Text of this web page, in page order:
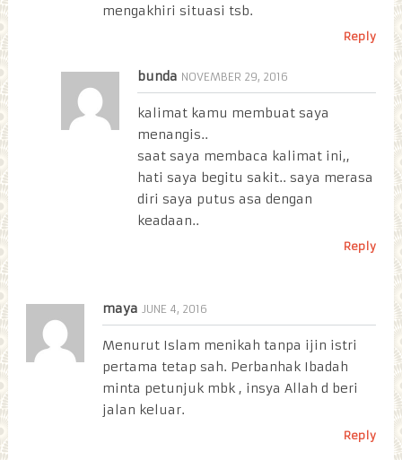
mengakhiri situasi tsb.
Reply
bunda NOVEMBER 29, 2016
kalimat kamu membuat saya
menangis..
saat saya membaca kalimat ini,,
hati saya begitu sakit.. saya merasa
diri saya putus asa dengan
keadaan..
Reply
maya JUNE 4, 2016
Menurut Islam menikah tanpa ijin istri
pertama tetap sah. Perbanhak Ibadah
minta petunjuk mbk , insya Allah d beri
jalan keluar.
Reply